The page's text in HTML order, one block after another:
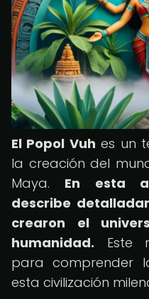
El Popol Vuh es un
la creación del
Maya. En esta
describe
crearon el
humanidad. Este
para comprender
esta civilización